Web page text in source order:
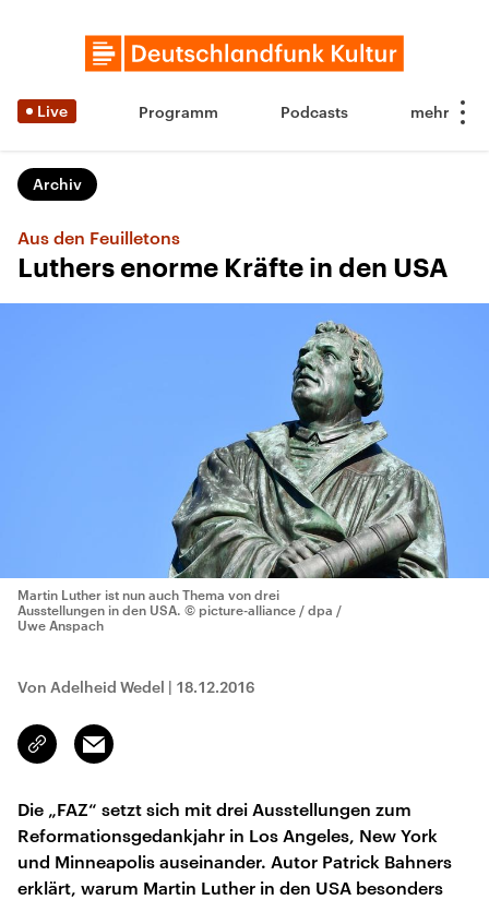
Live Programm Podcasts
Archiv
Aus den Feuilletons
Luthers enorme Kräfte in den USA
Martin Luther ist nun auch Thema von drei
Ausstellungen in den USA. © picture-alliance / dpa /
Uwe Anspach
Von Adelheid Wedel | 18.12.2016
Link
kopieren/teilen
Email
Die „FAZ“ setzt sich mit drei Ausstellungen zum
Reformationsgedankjahr in Los Angeles, New York
und Minneapolis auseinander. Autor Patrick Bahners
erklärt, warum Martin Luther in den USA besonders